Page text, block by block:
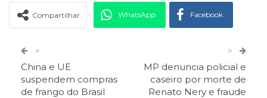
Compartilhar WhatsApp Facebook
>
China e UE
suspendem compras
de frango do Brasil
>
MP denuncia policial e
caseiro por morte de
Renato Nery e fraude